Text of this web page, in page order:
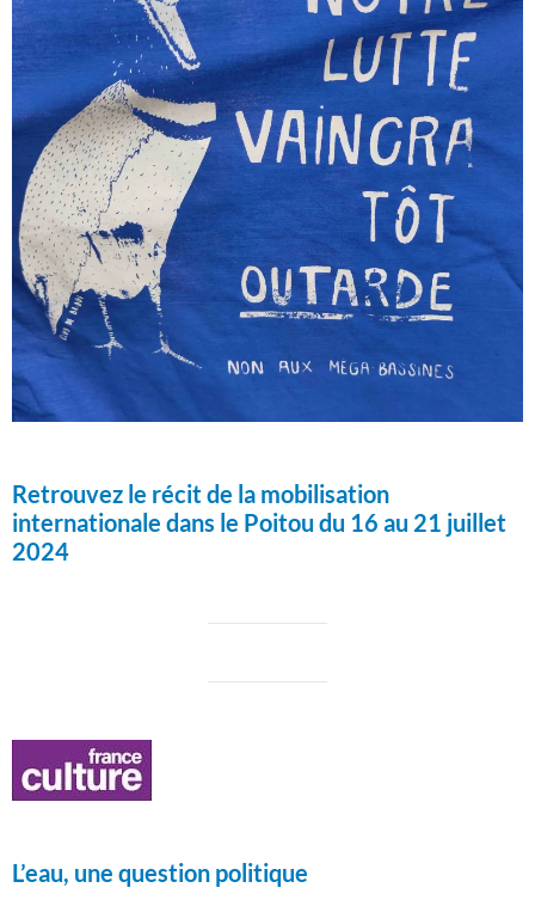
Retrouvez le récit de la mobilisation
internationale dans le Poitou du 16 au 21 juillet
2024
L’eau, une question politique